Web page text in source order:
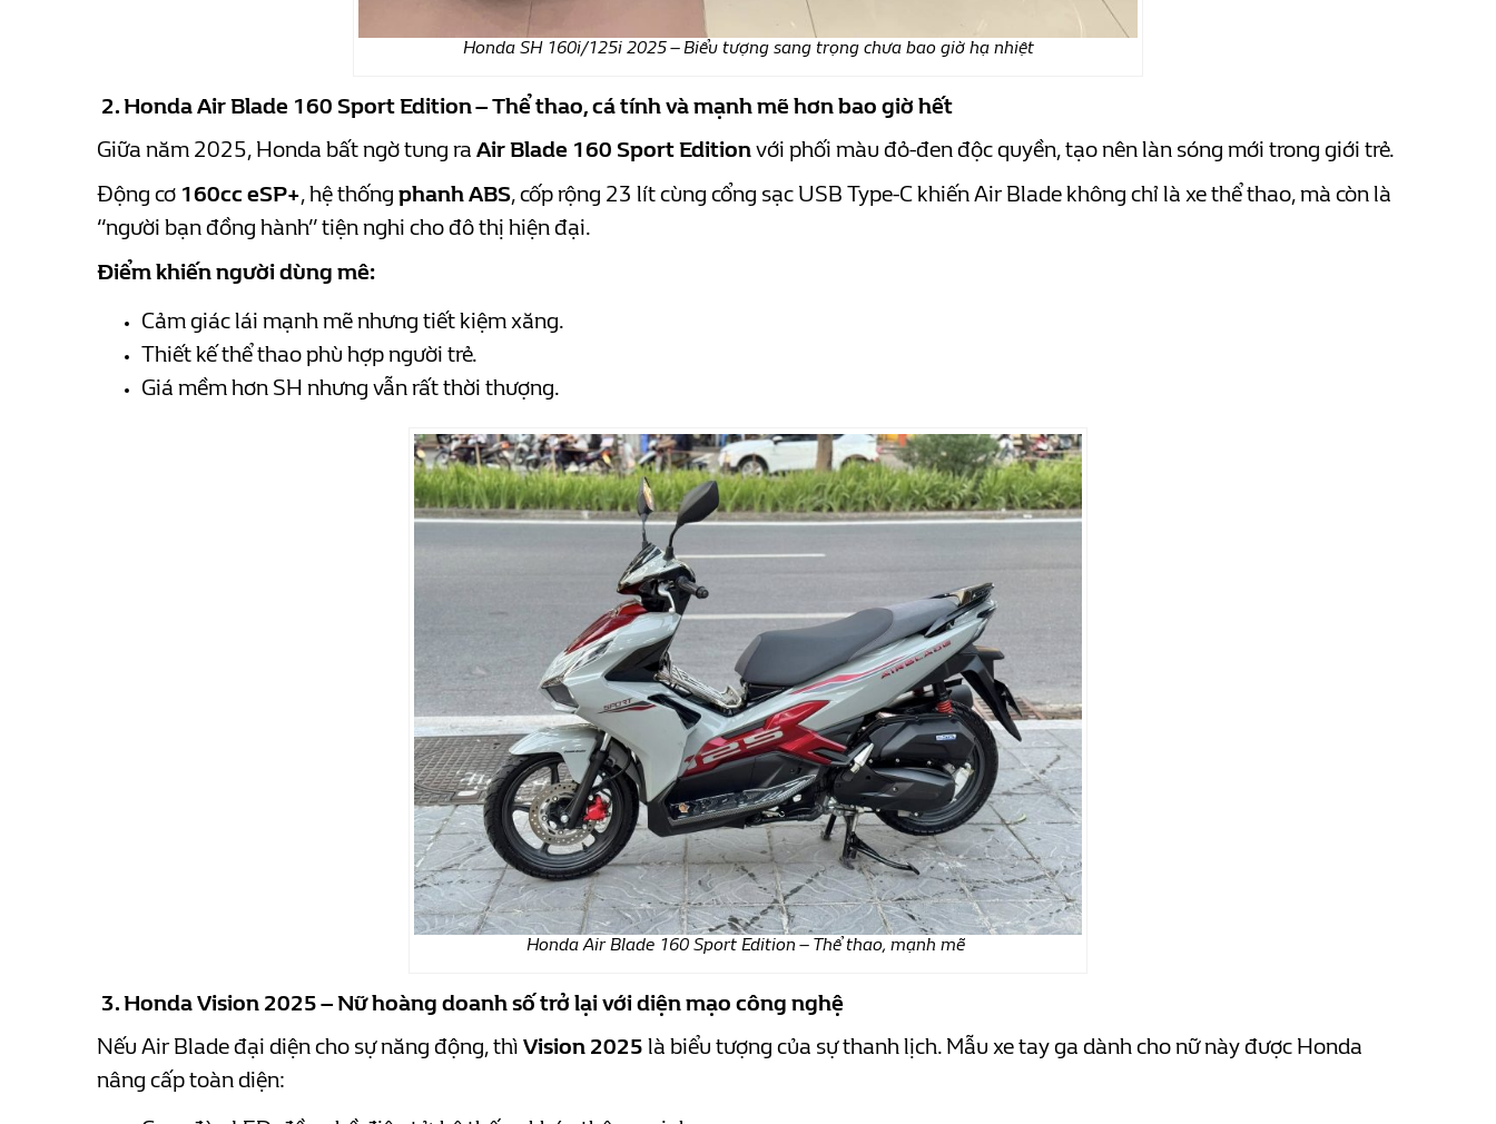
Honda SH 160i/125i 2025 – Biểu tượng sang trọng chưa bao giờ hạ nhiệt
2. Honda Air Blade 160 Sport Edition – Thể thao, cá tính và mạnh mẽ hơn bao giờ hết
Giữa năm 2025, Honda bất ngờ tung ra Air Blade 160 Sport Editionvới phối màu đỏ-đen độc quyền, tạo nên làn sóng mới trong giới trẻ.
Động cơ 160cc eSP+, hệ thống phanh ABS, cốp rộng 23 lít cùng cổng sạc USB Type-C khiến Air Blade không chỉ là xe thể thao, mà còn là
“người bạn đồng hành” tiện nghi cho đô thị hiện đại.
Điểm khiến người dùng mê:
Cảm giác lái mạnh mẽ nhưng tiết kiệm xăng.
Thiết kế thể thao phù hợp người trẻ.
Giá mềm hơn SH nhưng vẫn rất thời thượng.
Honda Air Blade 160 Sport Edition – Thể thao, mạnh mẽ
3. Honda Vision 2025 – Nữ hoàng doanh số trở lại với diện mạo công nghệ
Nếu Air Blade đại diện cho sự năng động, thì Vision 2025 là biểu tượng của sự thanh lịch. Mẫu xe tay ga dành cho nữ này được Honda
nâng cấp toàn diện: